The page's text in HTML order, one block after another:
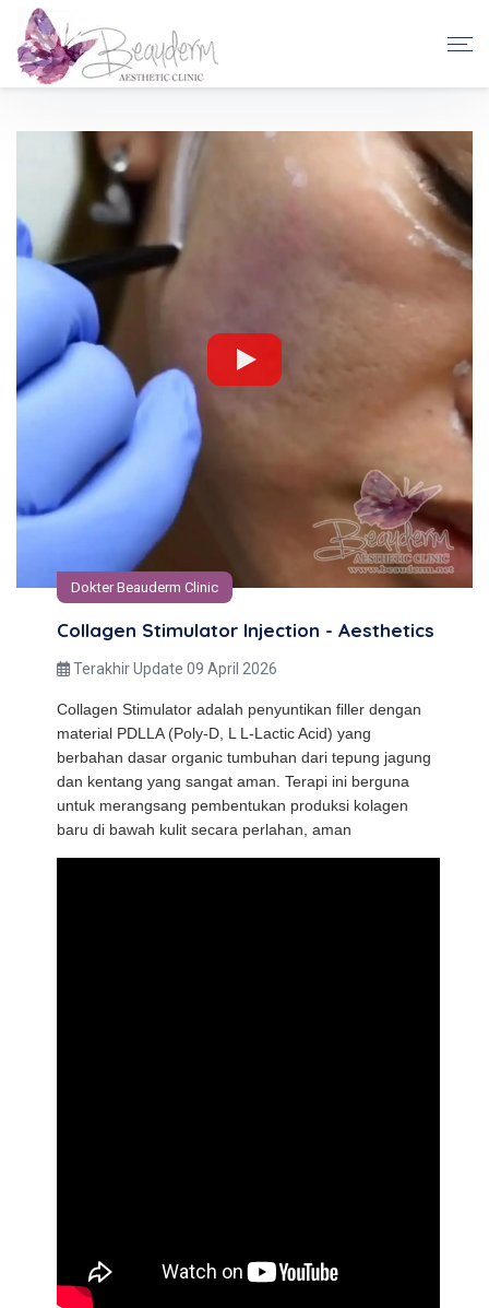
Dokter Beauderm Clinic
Collagen Stimulator Injection - Aesthetics
Terakhir Update 09 April 2026
Collagen Stimulator adalah penyuntikan filler dengan
material PDLLA (Poly-D, L L-Lactic Acid) yang
berbahan dasar organic tumbuhan dari tepung jagung
dan kentang yang sangat aman. Terapi ini berguna
untuk merangsang pembentukan produksi kolagen
baru di bawah kulit secara perlahan, aman